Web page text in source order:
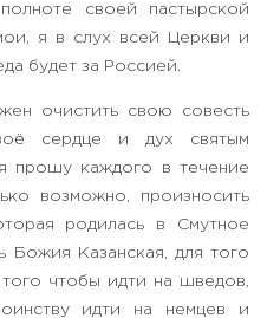
своей пастырской
я в слух всей Церкви и
будет за Россией.
очистить свою совесть
сердце и дух святым
прошу каждого в течение
возможно, произносить
родилась в Смутное
Божия Казанская, для того
чтобы идти на шведов,
идти на немцев и